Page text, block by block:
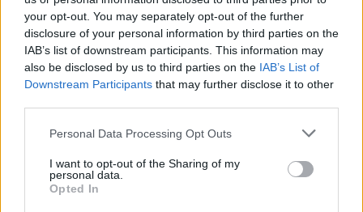
your opt-out. You may separately opt-out of the further
disclosure of your personal information by third parties on the
IAB’s list of downstream participants. This information may
also be disclosed by us to third parties on the IAB’s List of
Downstream Participants that may further disclose it to other
Personal Data Processing Opt Outs
I want to opt-out of the Sharing of my
personal data.
Opted In
Πάνω από 100 μωρά έχουν
γεννηθεί μέσω εξωσωματικής, με
την υποστήριξη της Be-Live
27 Φεβρουαρίου 2026
που θέλεις να καταβροχθίσεις τα
27 Φεβρουαρίου 2026